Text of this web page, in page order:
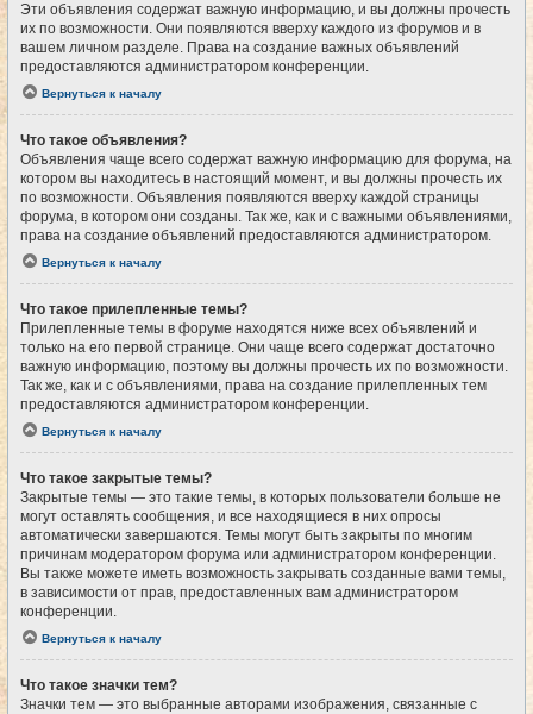
Эти объявления содержат важную информацию, и вы должны прочесть
их по возможности. Они появляются вверху каждого из форумов и в
вашем личном разделе. Права на создание важных объявлений
предоставляются администратором конференции.
Вернуться к началу
Что такое объявления?
Объявления чаще всего содержат важную информацию для форума, на
котором вы находитесь в настоящий момент, и вы должны прочесть их
по возможности. Объявления появляются вверху каждой страницы
форума, в котором они созданы. Так же, как и с важными объявлениями,
права на создание объявлений предоставляются администратором.
Вернуться к началу
Что такое прилепленные темы?
Прилепленные темы в форуме находятся ниже всех объявлений и
только на его первой странице. Они чаще всего содержат достаточно
важную информацию, поэтому вы должны прочесть их по возможности.
Так же, как и с объявлениями, права на создание прилепленных тем
предоставляются администратором конференции.
Вернуться к началу
Что такое закрытые темы?
Закрытые темы — это такие темы, в которых пользователи больше не
могут оставлять сообщения, и все находящиеся в них опросы
автоматически завершаются. Темы могут быть закрыты по многим
причинам модератором форума или администратором конференции.
Вы также можете иметь возможность закрывать созданные вами темы,
в зависимости от прав, предоставленных вам администратором
конференции.
Вернуться к началу
Что такое значки тем?
Значки тем — это выбранные авторами изображения, связанные с